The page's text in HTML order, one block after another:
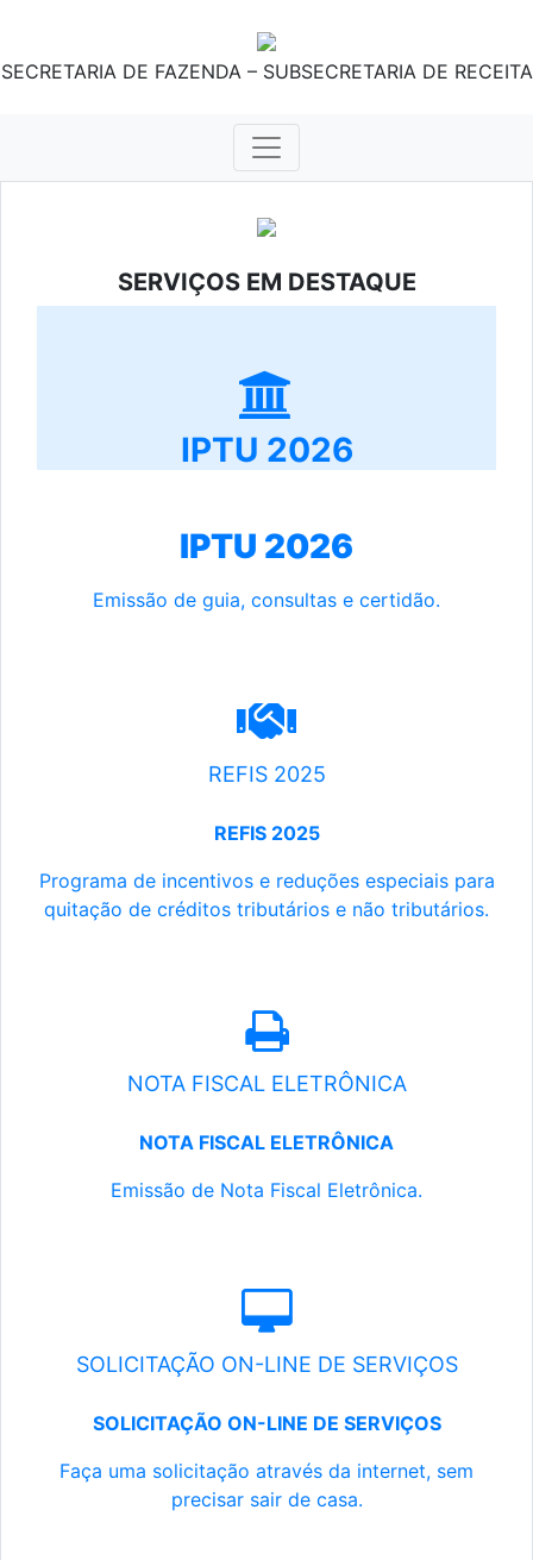
SECRETARIA DE FAZENDA – SUBSECRETARIA DE RECEITA
SERVIÇOS EM DESTAQUE
IPTU 2026
IPTU 2026
Emissão de guia, consultas e certidão.
REFIS 2025
REFIS 2025
Programa de incentivos e reduções especiais para
quitação de créditos tributários e não tributários.
NOTA FISCAL ELETRÔNICA
NOTA FISCAL ELETRÔNICA
Emissão de Nota Fiscal Eletrônica.
SOLICITAÇÃO ON-LINE DE SERVIÇOS
SOLICITAÇÃO ON-LINE DE SERVIÇOS
Faça uma solicitação através da internet, sem
precisar sair de casa.